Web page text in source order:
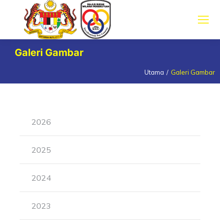
Galeri Gambar
Utama Galeri Gambar
2026
2025
2024
2023